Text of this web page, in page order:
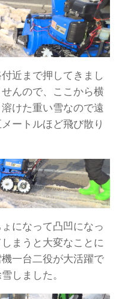
近まで押してきまし
んので、ここから横
けた重い雪なので遠
ートルほど飛び散り
になって凸凹になっ
まうと大変なことに
一台二役が大活躍で
しました。